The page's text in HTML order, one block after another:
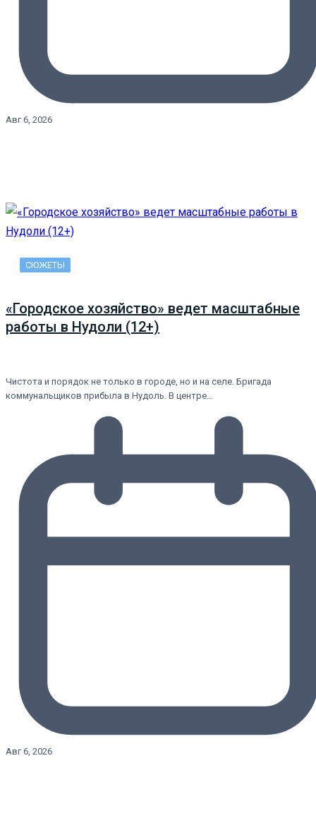
Авг 6, 2026
СЮЖЕТЫ
«Городское хозяйство» ведет масштабные
работы в Нудоли (12+)
Чистота и порядок не только в городе, но и на селе. Бригада
коммунальщиков прибыла в Нудоль. В центре…
Авг 6, 2026